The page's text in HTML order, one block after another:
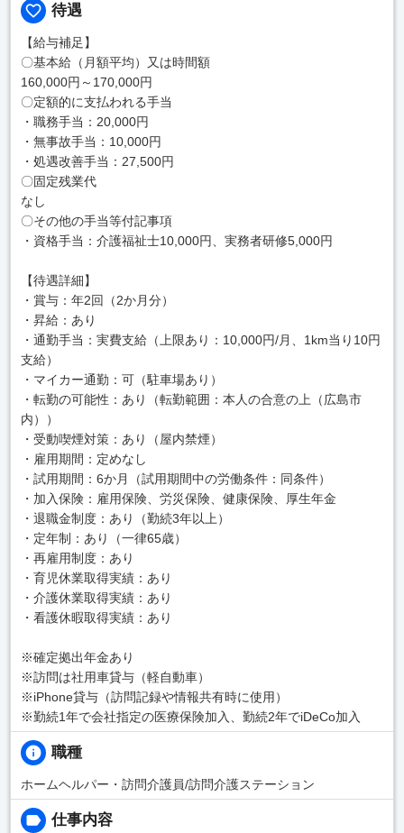
待遇
【給与補足】
〇基本給（月額平均）又は時間額
160,000円～170,000円
〇定額的に支払われる手当
・職務手当：20,000円
・無事故手当：10,000円
・処遇改善手当：27,500円
〇固定残業代
なし
〇その他の手当等付記事項
・資格手当：介護福祉士10,000円、実務者研修5,000円
【待遇詳細】
・賞与：年2回（2か月分）
・昇給：あり
・通勤手当：実費支給（上限あり：10,000円/月、1km当り10円
支給）
・マイカー通勤：可（駐車場あり）
・転勤の可能性：あり（転勤範囲：本人の合意の上（広島市
内））
・受動喫煙対策：あり（屋内禁煙）
・雇用期間：定めなし
・試用期間：6か月（試用期間中の労働条件：同条件）
・加入保険：雇用保険、労災保険、健康保険、厚生年金
・退職金制度：あり（勤続3年以上）
・定年制：あり（一律65歳）
・再雇用制度：あり
・育児休業取得実績：あり
・介護休業取得実績：あり
・看護休暇取得実績：あり
※確定拠出年金あり
※訪問は社用車貸与（軽自動車）
※iPhone貸与（訪問記録や情報共有時に使用）
※勤続1年で会社指定の医療保険加入、勤続2年でiDeCo加入
職種
ホームヘルパー・訪問介護員/訪問介護ステーション
仕事内容